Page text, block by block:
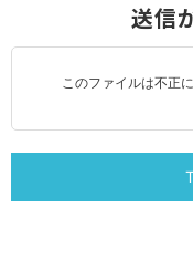
送信
このファイルは不正